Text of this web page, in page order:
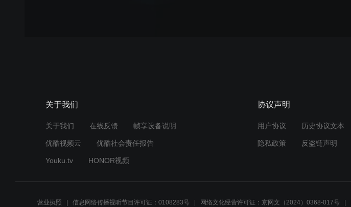
关于我们
关于我们 在线反馈 帧享设备说明
优酷视频云 优酷社会责任报告
Youku.tv HONOR视频
协议声明
用户协议 历史协议文本
隐私政策 反盗链声明
营业执照 信息网络传播视听节目许可证：0108283号 网络文化经营许可证：京网文（2024）0368-017号